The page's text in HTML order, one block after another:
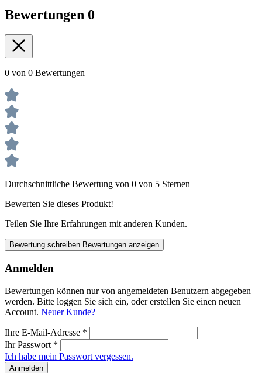
Bewertungen 0
0 von 0 Bewertungen
Durchschnittliche Bewertung von 0 von 5 Sternen
Bewerten Sie dieses Produkt!
Teilen Sie Ihre Erfahrungen mit anderen Kunden.
Bewertung schreiben Bewertungen anzeigen
Anmelden
Bewertungen können nur von angemeldeten Benutzern abgegeben
werden. Bitte loggen Sie sich ein, oder erstellen Sie einen neuen
Account. Neuer Kunde?
Ihre E-Mail-Adresse *
Ihr Passwort *
Ich habe mein Passwort vergessen.
Anmelden